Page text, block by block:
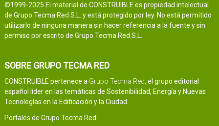
©1999-2025 El material de CONSTRUIBLE es propiedad intelectual
de Grupo Tecma Red S.L. y está protegido por ley. No está permitido
utilizarlo de ninguna manera sin hacer referencia a la fuente y sin
permiso por escrito de Grupo Tecma Red S.L.
SOBRE GRUPO TECMA RED
CONSTRUIBLE pertenece a Grupo Tecma Red, el grupo editorial
español líder en las temáticas de Sostenibilidad, Energía y Nuevas
Tecnologías en la Edificación y la Ciudad.
Portales de Grupo Tecma Red: